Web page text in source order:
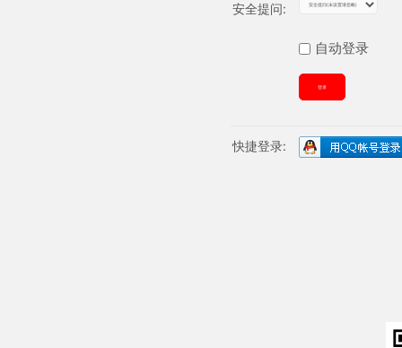
安全提问:
自动登录
登录
快捷登录: